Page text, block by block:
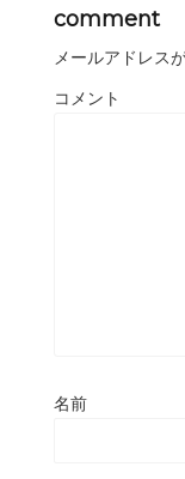
comment
メールアドレス
コメント
名前